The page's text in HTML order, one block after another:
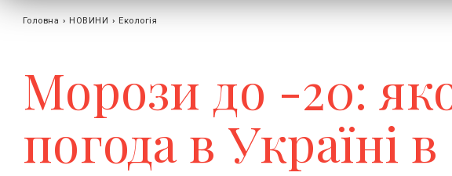
Головна › НОВИНИ › Екологія
Морози до -20:
погода в Україні в